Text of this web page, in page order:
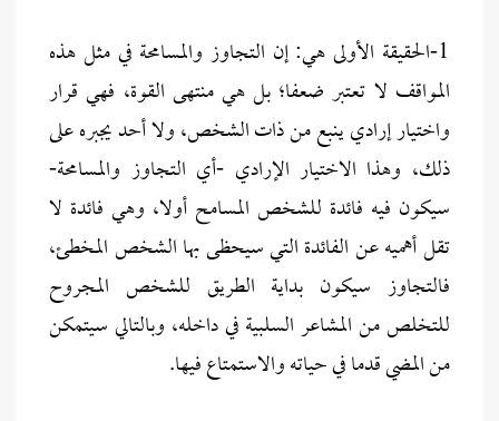
1-الحقيقة الأولى هي: إن التجاوز والمسامحة في مثل هذه
المواقف لا تعتبر ضعفا؛ بل هي منتهى القوة، فهي قرار
واختيار إرادي ينبع من ذات الشخص، ولا أحد يجبره على
ذلك، وهذا الاختيار الإرادي -أي التجاوز والمسامحة-
سيكون فيه فائدة للشخص المسامح أولا، وهي فائدة لا
تقل أهميه عن الفائدة التي سيحظى بها الشخص المخطئ،
فالتجاوز سيكون بداية الطريق للشخص المجروح
للتخلص من المشاعر السلبية في داخله، وبالتالي سيتمكن
من المضي قدما في حياته والاستمتاع فيها.